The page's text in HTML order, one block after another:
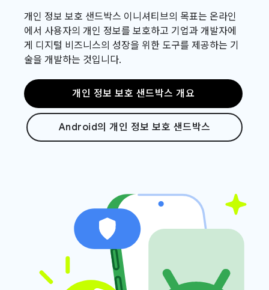
개인 정보 보호 샌드박스 이니셔티브의 목표는 온라인
에서 사용자의 개인 정보를 보호하고 기업과 개발자에
게 디지털 비즈니스의 성장을 위한 도구를 제공하는 기
술을 개발하는 것입니다.
개인 정보 보호 샌드박스 개요
Android의 개인 정보 보호 샌드박스